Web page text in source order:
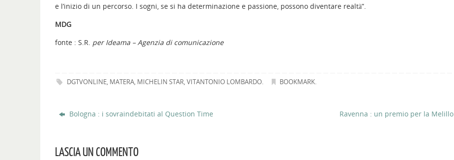
e l’inizio di un percorso. I sogni, se si ha determinazione e passione, possono diventare realtà”.
MDG
fonte : S.R. per Ideama – Agenzia di comunicazione
DGTVONLINE, MATERA, MICHELIN STAR,VITANTONIO LOMBARDO. BOOKMARK.
Bologna : i sovraindebitati al Question Time Ravenna : un premio per la Melillo
LASCIA UN COMMENTO